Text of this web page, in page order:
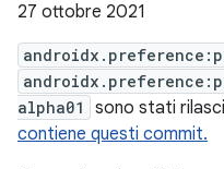
27 ottobre 2021
alpha01
sono stati
contiene questi commit.